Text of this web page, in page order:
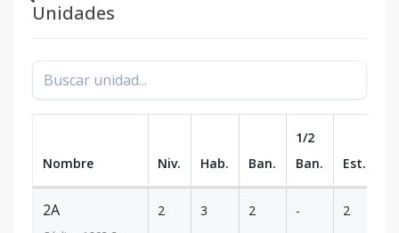
Unidades
Nombre Niv. Hab. Ban.
1/2
Ban.
Est.
2A 2 3 2 - 2